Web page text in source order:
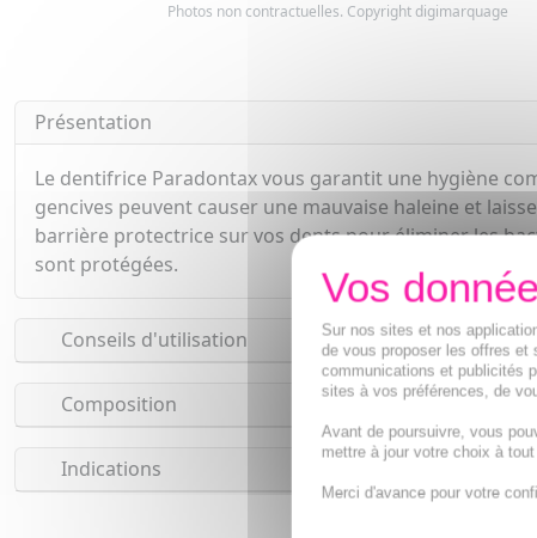
Photos non contractuelles. Copyright digimarquage
Présentation
Le dentifrice Paradontax vous garantit une hygiène
gencives peuvent causer une mauvaise haleine et
barrière protectrice sur vos dents pour éliminer les
sont protégées.
Conseils d'utilisation
Composition
Indications
Sur nos sites et nos
de vous proposer les offres et
communications et publicités
sites à vos préférences, de
Avant de poursuivre, vous
mettre à jour votre choix à
Merci d'avance pour votre